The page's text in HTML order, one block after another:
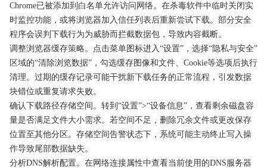
Chrome已被添加到白名单允许访问网络。在杀毒软件中临时关闭实
时监控功能，或将浏览器加入信任列表后重新尝试下载。部分安全
程序会误判下载行为为威胁而拦截数据包，导致内容截断。
调整浏览器缓存策略。点击菜单图标进入“设置”，选择“隐私与安全”
区域的“清除浏览数据”，勾选缓存图像和文件、Cookie等选项后执行
清理。过期的缓存记录可能干扰新下载任务的正常流程，引发数据
块错位或重复请求失败。
确认下载路径存储空间。转到“设置”>“设备信息”，查看剩余磁盘容
量是否满足文件大小需求。若空间不足，删除冗余文件或更改保存
位置至其他分区。存储空间告警状态下，系统可能主动终止写入操
作导致尾部数据缺失。
分析DNS解析配置。在网络连接属性中查看当前使用的DNS服务器